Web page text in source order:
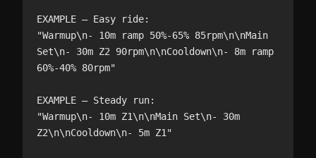
EXAMPLE — Easy ride:
"Warmup\n- 10m ramp 50%-65% 85rpm\n\nMain
Set\n- 30m Z2 90rpm\n\nCooldown\n- 8m ramp
60%-40% 80rpm"
EXAMPLE — Steady run:
"Warmup\n- 10m Z1\n\nMain Set\n- 30m
Z2\n\nCooldown\n- 5m Z1"